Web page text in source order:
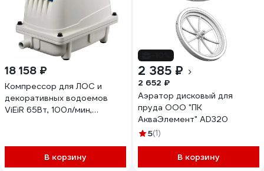
18 158 ₽
Компрессор для ЛОС и
декоративных водоемов
ViEiR 65Вт, 100л/мин,
В корзину
2 385 ₽
2 652 ₽
Аэратор дисковый для
пруда ООО "ПК
АкваЭлемент" AD320
5(1)
В корзину